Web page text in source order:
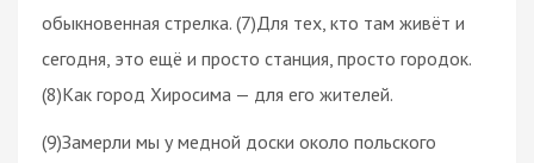
обыкновенная стрелка. (7)Для тех, кто там живёт и
сегодня, это ещё и просто станция, просто городок.
(8)Как город Хиросима — для его жителей.
(9)Замерли мы у медной доски около польского